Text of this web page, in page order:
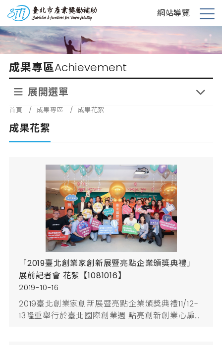
到
主
要
內
台北市產業獎勵補助 網站導覽
展
開
選
單
成果專區Achievement
展開選單
首頁 / 成果專區 / 成果花絮
成果花絮
「2019臺北創業家創新展暨亮點企業頒獎典禮」
展前記者會 花絮【1081016】
2019-10-16
2019臺北創業家創新展暨亮點企業頒獎典禮11/12-
13隆重舉行於臺北國際創業週 點亮創新創業心扉